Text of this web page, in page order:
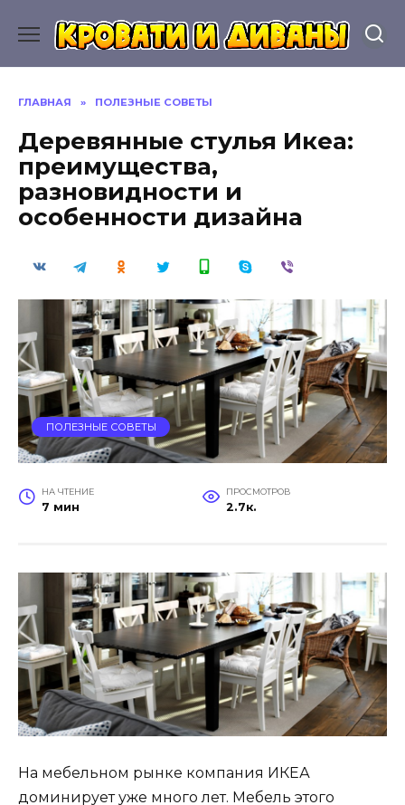
содержанию
ГЛАВНАЯ » ПОЛЕЗНЫЕ СОВЕТЫ
Деревянные стулья Икеа:
преимущества,
разновидности и
особенности дизайна
ПОЛЕЗНЫЕ СОВЕТЫ
НА ЧТЕНИЕ
7 мин
ПРОСМОТРОВ
2.7к.
На мебельном рынке компания ИКЕА
доминирует уже много лет. Мебель этого